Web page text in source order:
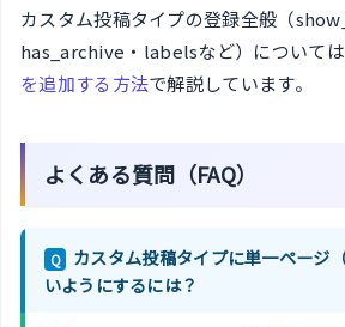
カスタム投稿タイプの登録全般（
has_archive・labelsなど）については
を追加する方法で解説しています。
よくある質問（FAQ）
Q
カスタム投稿タイプに単一ページ
いようにするには？